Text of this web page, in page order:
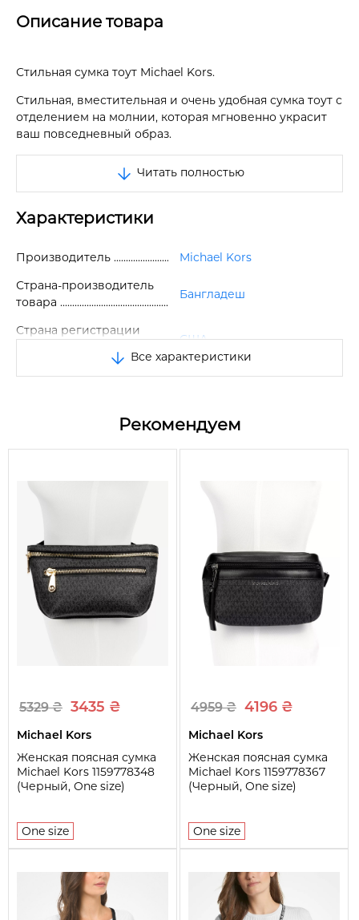
Описание товара
Стильная сумка тоут Michael Kors.
Стильная, вместительная и очень удобная сумка тоут с
отделением на молнии, которая мгновенно украсит
ваш повседневный образ.
роскошную объемную сумку от Michael Kors.
потрясающую сумку с двумя ручками.
Сумку можно носить как в руке, так и на плече.
Застежка-молния.
Двойные плечевые лямки.
Фирменная фурнитура с логотипом спереди.
Внутри одно отделение и один карман на молнии.
Размер: 33,5*29*13,5 см.
Читать полностью
Характеристики
Производитель
Michael Kors
Страна-производитель
товара
Бангладеш
Страна регистрации
США
Размер
One size
100% экокожа
Вид
Размеры
Застежка
Молния
Отделка и украшения
Логотип бренда
Карманы
Все характеристики
Рекомендуем
5329 ₴ 3435 ₴
Michael Kors
Женская поясная сумка
Michael Kors 1159778348
(Черный, One size)
One size
4959 ₴ 4196 ₴
Michael Kors
Женская поясная сумка
Michael Kors 1159778367
(Черный, One size)
One size